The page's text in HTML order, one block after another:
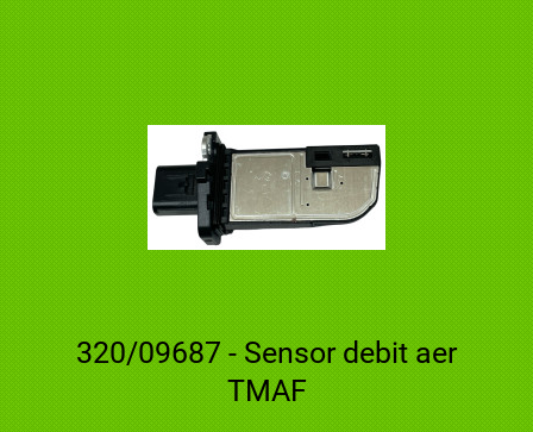
320/09687 - Sensor debit aer
TMAF